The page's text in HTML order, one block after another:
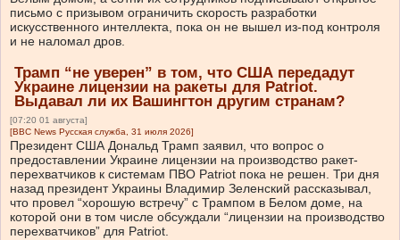
письмо с призывом ограничить скорость разработки
искусственного интеллекта, пока он не вышел из-под контроля
и не наломал дров.
Трамп “не уверен” в том, что США передадут
Украине лицензии на ракеты для Patriot.
Выдавал ли их Вашингтон другим странам?
[07:20 01 августа]
[BBC News Русская служба, 31 июля 2026]
Президент США Дональд Трамп заявил, что вопрос о
предоставлении Украине лицензии на производство ракет-
перехватчиков к системам ПВО Patriot пока не решен. Три дня
назад президент Украины Владимир Зеленский рассказывал,
что провел “хорошую встречу” с Трампом в Белом доме, на
которой они в том числе обсуждали “лицензии на производство
перехватчиков” для Patriot.